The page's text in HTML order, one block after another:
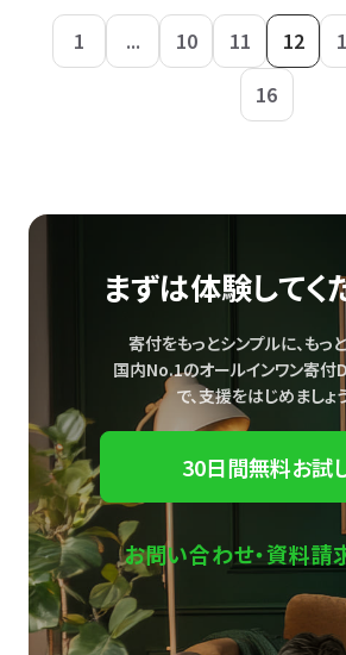
1 ... 10 11 12
16
まずは体験してく
寄付をもっとシンプルに、もっ
国内No.1のオールインワン寄付
で、支援をはじめましょう
30日間無料お試
お問い合わせ・資料請